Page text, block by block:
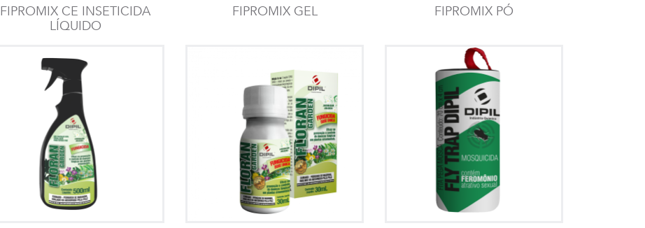
FIPROMIX CE INSETICIDA
LÍQUIDO
FIPROMIX GEL FIPROMIX PÓ